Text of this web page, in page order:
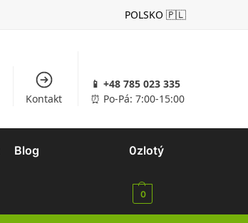
POLSKO 🇵🇱
Kontakt
📱 +48 785 023 335
⏰ Po-Pá: 7:00-15:00
Blog 0zlotý
0